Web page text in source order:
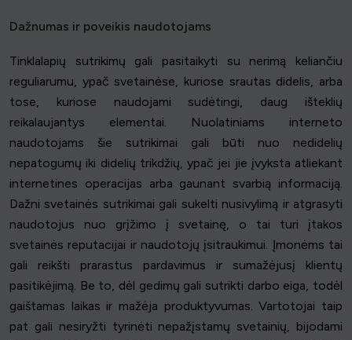
Dažnumas ir poveikis naudotojams
Tinklalapių sutrikimų gali pasitaikyti su nerimą keliančiu
reguliarumu, ypač svetainėse, kuriose srautas didelis, arba
tose, kuriose naudojami sudėtingi, daug išteklių
reikalaujantys elementai. Nuolatiniams interneto
naudotojams šie sutrikimai gali būti nuo nedidelių
nepatogumų iki didelių trikdžių, ypač jei jie įvyksta atliekant
internetines operacijas arba gaunant svarbią informaciją.
Dažni svetainės sutrikimai gali sukelti nusivylimą ir atgrasyti
naudotojus nuo grįžimo į svetainę, o tai turi įtakos
svetainės reputacijai ir naudotojų įsitraukimui. Įmonėms tai
gali reikšti prarastus pardavimus ir sumažėjusį klientų
pasitikėjimą. Be to, dėl gedimų gali sutrikti darbo eiga, todėl
gaištamas laikas ir mažėja produktyvumas. Vartotojai taip
pat gali nesiryžti tyrinėti nepažįstamų svetainių, bijodami